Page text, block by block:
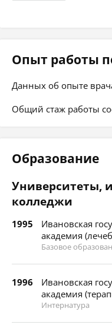
Опыт работы
Данных об опыте
Общий стаж работы
Образование
Университеты,
колледжи
1995
Ивановская
академия
Базовое
1996
Ивановская
академия
Интернатура